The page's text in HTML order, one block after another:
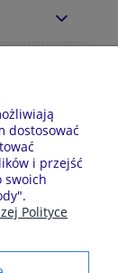
7, 28-
| Tel.
528344498
dostosować
i przejść
swoich
Polityce